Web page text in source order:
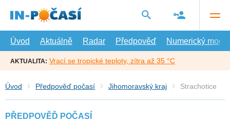
hlavní
Úvod
Aktuálně Radar Předpověď Numerický model
AKTUALITA: Vrací se tropické teploty, zítra až 35 °C
Úvod Předpověď počasí Jihomoravský kraj Strachotice
PŘEDPOVĚĎ POČASÍ